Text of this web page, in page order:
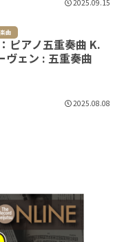
2025.09.15
曲
ピアノ五重奏曲 K.
ヴェン : 五重奏曲
2025.08.08